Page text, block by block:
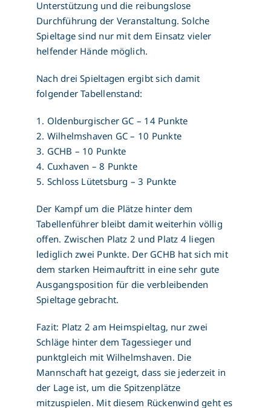
Unterstützung und die reibungslose
Durchführung der Veranstaltung. Solche
Spieltage sind nur mit dem Einsatz vieler
helfender Hände möglich.
Nach drei Spieltagen ergibt sich damit
folgender Tabellenstand:
1. Oldenburgischer GC – 14 Punkte
2. Wilhelmshaven GC – 10 Punkte
3. GCHB – 10 Punkte
4. Cuxhaven – 8 Punkte
5. Schloss Lütetsburg – 3 Punkte
Der Kampf um die Plätze hinter dem
Tabellenführer bleibt damit weiterhin völlig
offen. Zwischen Platz 2 und Platz 4 liegen
lediglich zwei Punkte. Der GCHB hat sich mit
dem starken Heimauftritt in eine sehr gute
Ausgangsposition für die verbleibenden
Spieltage gebracht.
Fazit: Platz 2 am Heimspieltag, nur zwei
Schläge hinter dem Tagessieger und
punktgleich mit Wilhelmshaven. Die
Mannschaft hat gezeigt, dass sie jederzeit in
der Lage ist, um die Spitzenplätze
mitzuspielen. Mit diesem Rückenwind geht es